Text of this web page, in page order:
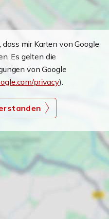
mir Karten von Google
Es gelten die
von Google
privacy).